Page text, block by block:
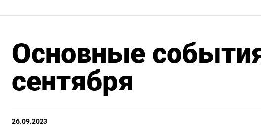
Основные
сентября
26.09.2023